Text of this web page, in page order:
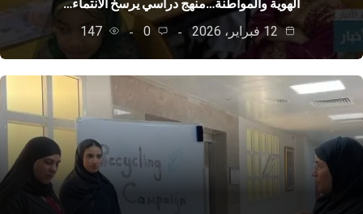
الهوية والمواطنة…منهج دراسي يرسخ الانتماء…
0
147